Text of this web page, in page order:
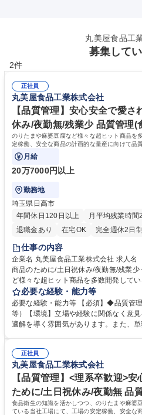
丸美屋食品工
募集して
2件
正社員
丸美屋食品工業株式会社
【品質管理】安心安全で愛
休み/夜勤無/残業少 品質管理(
のりたまや麻婆豆腐など様々な超ヒット商品を
定稼働、安全な商品の計画的な量産に向けて品
月給
20万7000円以上
勤務地
埼玉県日高市
年間休日120日以上
月平均残業時間
退職金あり
在宅OK 完全週休2日制
仕事の内容
企業名 丸美屋食品工業株式会社 求人名 【品質管理】安心安全で愛される
商品のために/土日祝休み/夜勤無/残業少 仕事の内容 のりたまや麻婆豆腐な
ど様々な超ヒット商品を多数開発して
働、安全な商品の計画的な量産に向け
だきます。 【入社後の業務】◆管理表の確認◆製品サンプルチェック◆簡
単なクレーム調査◆工場巡視業務のサ
らの依頼対応◆不適合・是正処置の統
上支援等の業務に携わること、品質保
あります。 募集職種 【品質管理】安心安全で愛される商品のために/土日
祝休み/夜勤無/残業少
必要な経験・能力等
必要な経験・能力等 【必須】◆品質管
等）【環境】立場や経験に関係なく意
適解を導く雰囲気があります。また、
ちする食品を取扱うため、基本土日祝
多くのお客様から愛される数々のヒッ
品だけでなく年間100～150の新商品
な役割を担う業務にて製品の品質を守
する大きなやりがい 学歴・資格 学歴：大学院 大学 高専 短大 専修学校 高
校 語学力： 資格：
正社員
丸美屋食品工業株式会社
【品質管理】<理系卒歓迎>
ために/土日祝休み/夜勤無 品
食品衛生の知識を活かしつつ、のりたまや麻婆
ている当社工場にて、工場の安定稼働、安全な